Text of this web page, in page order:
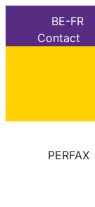
BE-FR
Contact
PERFAX